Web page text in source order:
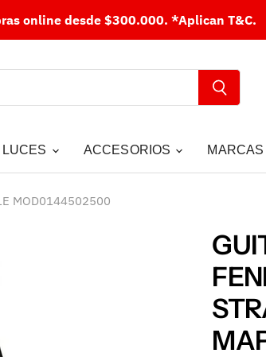
online desde $300.000. *Aplican T&C.
ACCESORIOS MARCAS
MOD0144502500